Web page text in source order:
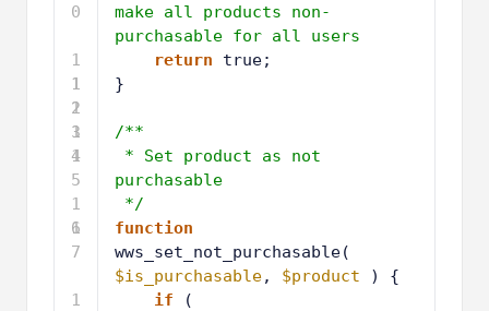
0
1
1
1
2
1
3
1
4
1
5
1
6
1
7
1
make all products non-
purchasable for all users
return
true;
}
/**
* Set product as not
purchasable
*/
function
$is_purchasable, $product
) {
if
(